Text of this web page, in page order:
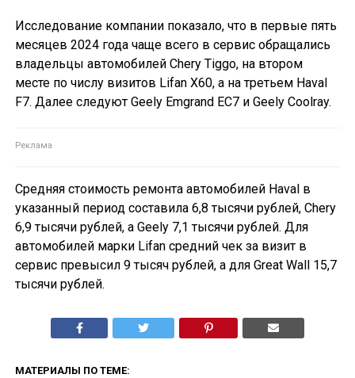
Исследование компании показало, что в первые пять
месяцев 2024 года чаще всего в сервис обращались
владельцы автомобилей Chery Tiggo, на втором
месте по числу визитов Lifan X60, а на третьем Haval
F7. Далее следуют Geely Emgrand EC7 и Geely Coolray.
Средняя стоимость ремонта автомобилей Haval в
указанный период составила 6,8 тысячи рублей, Chery
6,9 тысячи рублей, а Geely 7,1 тысячи рублей. Для
автомобилей марки Lifan средний чек за визит в
сервис превысил 9 тысяч рублей, а для Great Wall 15,7
тысячи рублей.
МАТЕРИАЛЫ ПО ТЕМЕ: